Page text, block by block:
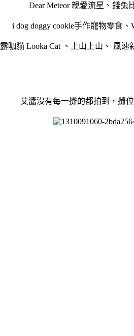
Dear Meteor 親愛流星 、 錢兔
i dog doggy cookie手作寵物零食 、
露咖貓 Looka Cat 、 上山上山 、 風速
艾醬沒有每一攤的都拍到，攤